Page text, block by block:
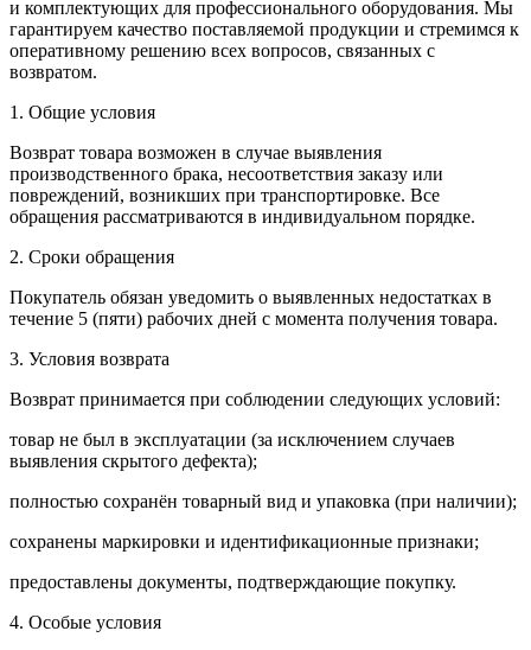
и комплектующих для профессионального оборудования. Мы
гарантируем качество поставляемой продукции и стремимся к
оперативному решению всех вопросов, связанных с
возвратом.
1. Общие условия
Возврат товара возможен в случае выявления
производственного брака, несоответствия заказу или
повреждений, возникших при транспортировке. Все
обращения рассматриваются в индивидуальном порядке.
2. Сроки обращения
Покупатель обязан уведомить о выявленных недостатках в
течение 5 (пяти) рабочих дней с момента получения товара.
3. Условия возврата
Возврат принимается при соблюдении следующих условий:
товар не был в эксплуатации (за исключением случаев
выявления скрытого дефекта);
полностью сохранён товарный вид и упаковка (при наличии);
сохранены маркировки и идентификационные признаки;
предоставлены документы, подтверждающие покупку.
4. Особые условия